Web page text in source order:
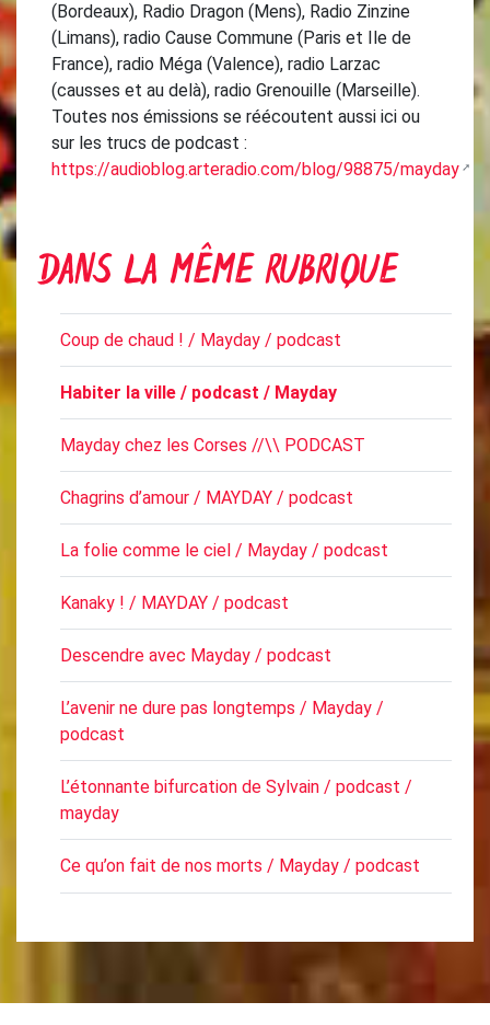
(Bordeaux), Radio Dragon (Mens), Radio Zinzine
(Limans), radio Cause Commune (Paris et Ile de
France), radio Méga (Valence), radio Larzac
(causses et au delà), radio Grenouille (Marseille).
Toutes nos émissions se réécoutent aussi ici ou
sur les trucs de podcast :
https://audioblog.arteradio.com/blog/98875/mayday
DANS LA MÊME RUBRIQUE
Coup de chaud ! / Mayday / podcast
Habiter la ville / podcast / Mayday
Mayday chez les Corses //\\ PODCAST
Chagrins d’amour / MAYDAY / podcast
La folie comme le ciel / Mayday / podcast
Kanaky ! / MAYDAY / podcast
Descendre avec Mayday / podcast
L’avenir ne dure pas longtemps / Mayday /
podcast
L’étonnante bifurcation de Sylvain / podcast /
mayday
Ce qu’on fait de nos morts / Mayday / podcast